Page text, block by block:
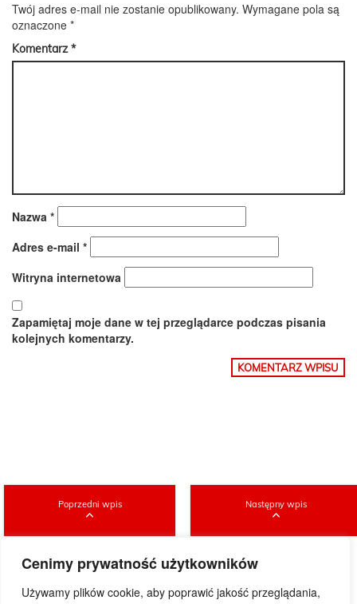
Cenimy prywatność użytkowników
Używamy plików cookie, aby poprawić jakość przeglądania,
Twój adres e-mail nie zostanie opublikowany. Wymagane pola są
oznaczone *
Komentarz*
Nazwa *
Adres e-mail *
Witryna internetowa
Zapamiętaj moje dane w tej przeglądarce podczas pisania
kolejnych komentarzy.
Poprzedni wpis Następny wpis